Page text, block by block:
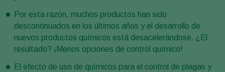
Por esta razón, muchos productos han sido
descontinuados en los últimos años y el desarrollo de
nuevos productos químicos está desacelerándose. ¿El
resultado? ¡Menos opciones de control químico!
El efecto de uso de químicos para el control de plagas y